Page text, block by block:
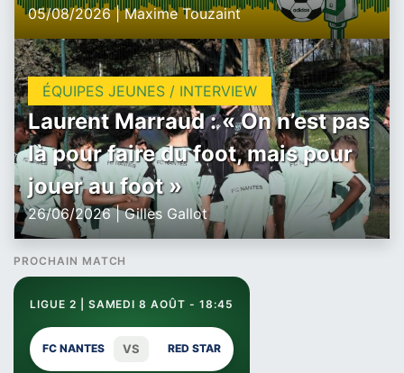
05/08/2026 | Maxime Touzaint
ÉQUIPES JEUNES / INTERVIEW
Laurent Marraud : « On n’est pas
là pour faire du foot, mais pour
jouer au foot »
26/06/2026 | Gilles Gallot
PROCHAIN MATCH
LIGUE 2 | SAMEDI 8 AOÛT - 18:45
FC NANTES VS RED STAR